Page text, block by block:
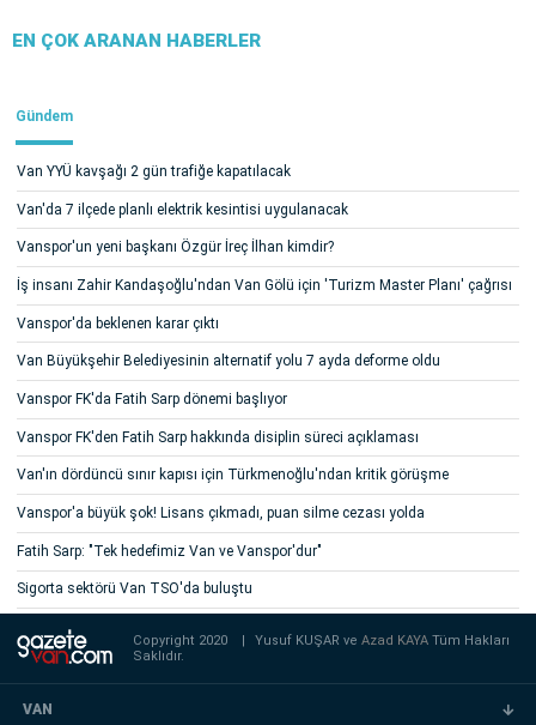
EN ÇOK ARANAN HABERLER
Gündem
Van YYÜ kavşağı 2 gün trafiğe kapatılacak
Van'da 7 ilçede planlı elektrik kesintisi uygulanacak
Vanspor'un yeni başkanı Özgür İreç İlhan kimdir?
İş insanı Zahir Kandaşoğlu'ndan Van Gölü için 'Turizm Master Planı' çağrısı
Vanspor'da beklenen karar çıktı
Van Büyükşehir Belediyesinin alternatif yolu 7 ayda deforme oldu
Vanspor FK'da Fatih Sarp dönemi başlıyor
Vanspor FK'den Fatih Sarp hakkında disiplin süreci açıklaması
Van'ın dördüncü sınır kapısı için Türkmenoğlu'ndan kritik görüşme
Vanspor'a büyük şok! Lisans çıkmadı, puan silme cezası yolda
Fatih Sarp: "Tek hedefimiz Van ve Vanspor'dur"
Sigorta sektörü Van TSO'da buluştu
Copyright 2020 | Yusuf KUŞAR veAzad KAYATüm Hakları
Saklıdır.
VAN